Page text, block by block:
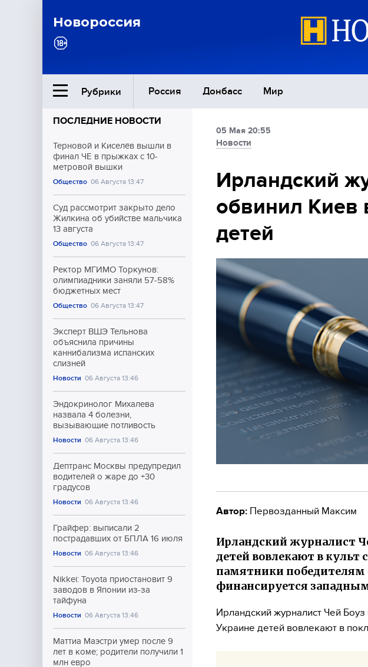
Новороссия
Рубрики Россия Донбасс Мир
Ближний Восток
Общество
Культура
Спорт
ПОСЛЕДНИЕ НОВОСТИ
Терновой и Киселёв вышли в
финал ЧЕ в прыжках с 10-
метровой вышки
Общество 06 Августа 13:47
Суд рассмотрит закрыто дело
Жилкина об убийстве мальчика
13 августа
Общество 06 Августа 13:47
Ректор МГИМО Торкунов:
олимпиадники заняли 57-58%
бюджетных мест
Общество 06 Августа 13:47
Эксперт ВШЭ Тельнова
объяснила причины
каннибализма испанских
слизней
Новости 06 Августа 13:46
Эндокринолог Михалева
назвала 4 болезни,
вызывающие потливость
Новости 06 Августа 13:46
Дептранс Москвы предупредил
водителей о жаре до +30
градусов
Новости 06 Августа 13:46
Грайфер: выписали 2
пострадавших от БПЛА 16 июля
Новости 06 Августа 13:46
Nikkei: Toyota приостановит 9
заводов в Японии из-за
тайфуна
Новости 06 Августа 13:46
Маттиа Маэстри умер после 9
лет в коме; родители получили 1
млн евро
05 Мая 20:55
Новости
Ирландский
обвинил Киев
детей
Автор: Первозданный Максим
Ирландский журналист
детей вовлекают в культ
памятники победителям
финансируется
Ирландский журналист Чей Боуз
Украине детей вовлекают в